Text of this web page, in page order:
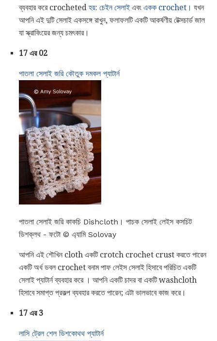
ব্যবহার করে crocheted হয়: চেইন সেলাই এবং একক crochet। যখন
আপনি এই দুটি সেলাই একসঙ্গে রাখুন, ফলাফলটি একটি আকর্ষণীয় টেক্সচার্ড জাল
যা স্ক্রাবিংয়ের জন্য চমৎকার।
17 এর 02
পাতলা সেলাই জরি কৌতুক দমকল প্যাটার্ন
পাতলা সেলাই জরি কাকচি Dishcloth। পাচক সেলাই লেইস কসচিট
ডিশক্লথ - ফটো © এ্যামি Solovay
আপনি এই শৌখিন cloth একটি crotch crochet crust করতে পারেন
একটি অর্ধ ডবল crochet বনাম পাফ লেইস সেলাই হিসাবে পরিচিত একটি
সেলাই প্যাটার্ন ব্যবহার করে । আপনি একটি চাদর বা একটি washcloth
হিসাবে সমাপ্ত প্রকল্প ব্যবহার করতে পারেন; এটা ভালভাবে কাজ করে।
17 এর 3
লাসি ট্রেল শেল ডিশকোথথ প্যাটার্ন